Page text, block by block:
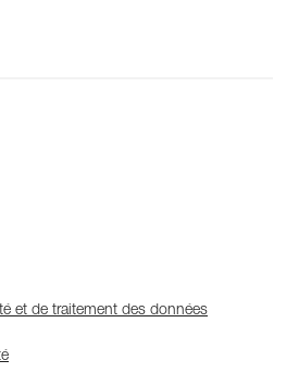
et de traitement des données